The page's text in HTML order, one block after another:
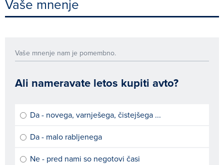
Vaše mnenje
Vaše mnenje nam je pomembno.
Ali nameravate letos kupiti avto?
Da - novega, varnješega, čistejšega ...
Da - malo rabljenega
Ne - pred nami so negotovi časi